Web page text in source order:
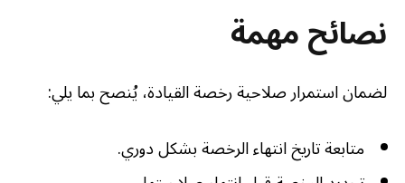
نصائح مهمة
لضمان استمرار صلاحية رخصة القيادة، يُنصح بما يلي:
متابعة تاريخ انتهاء الرخصة بشكل دوري.